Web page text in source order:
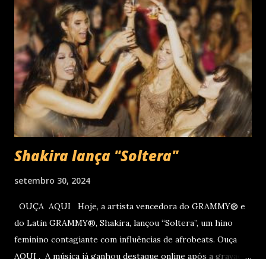
– PR , na Teatro Positivo (Rua Prof. Pedro Viriato Parigot
de Souza, 5300 - Campo Comprido, Curitiba - PR). Abertura
das vendas on-line e físicas no dia 04 de setembro ao meio
dia. A produção e realização são da Cult! Produções, RW7
Production& Entertainment e RC Produções. Roberto
Carlos começou o ano de 2025 se apresentando n...
Shakira lança "Soltera"
setembro 30, 2024
OUÇA AQUI Hoje, a artista vencedora do GRAMMY® e
do Latin GRAMMY®, Shakira, lançou “Soltera”, um hino
feminino contagiante com influências de afrobeats. Ouça
AQUI . A música já ganhou destaque online após a gravação